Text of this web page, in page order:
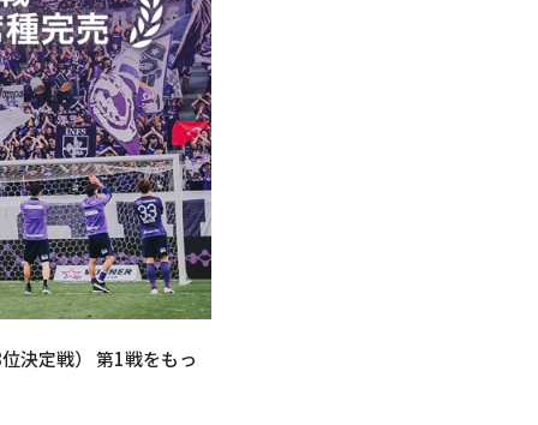
決定戦） 第1戦をもっ